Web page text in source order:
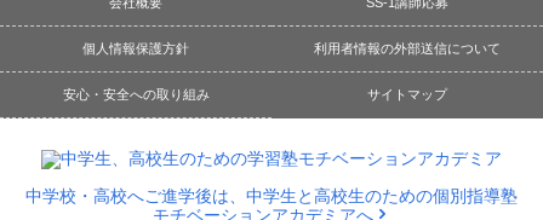
個人情報保護方針 利用者情報の外部送信について
安心・安全への取り組み サイトマップ
中学校・高校へご進学後は、中学生と高校生のための個別指導塾
モチベーションアカデミアへ